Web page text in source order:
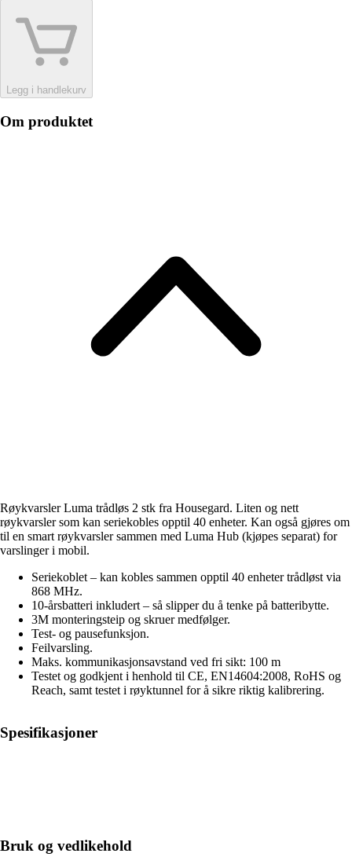
Legg i handlekurv
Om produktet
Røykvarsler Luma trådløs 2 stk fra Housegard. Liten og nett
røykvarsler som kan seriekobles opptil 40 enheter. Kan også gjøres om
til en smart røykvarsler sammen med Luma Hub (kjøpes separat) for
varslinger i mobil.
Seriekoblet – kan kobles sammen opptil 40 enheter trådløst via
868 MHz.
10-årsbatteri inkludert – så slipper du å tenke på batteribytte.
3M monteringsteip og skruer medfølger.
Test- og pausefunksjon.
Feilvarsling.
Maks. kommunikasjonsavstand ved fri sikt: 100 m
Testet og godkjent i henhold til CE, EN14604:2008, RoHS og
Reach, samt testet i røyktunnel for å sikre riktig kalibrering.
Spesifikasjoner
Bruk og vedlikehold